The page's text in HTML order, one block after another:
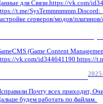
для Связи.https://vk.com/
t.me/SysTemmmmmm
серверов/модов/плагинов/
(Game Content
vk.com/id344641190 https://
Почту всех приходит,
будем работать по файлам.